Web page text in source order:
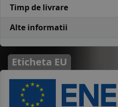
Timp de livrare
Alte informatii
Eticheta EU